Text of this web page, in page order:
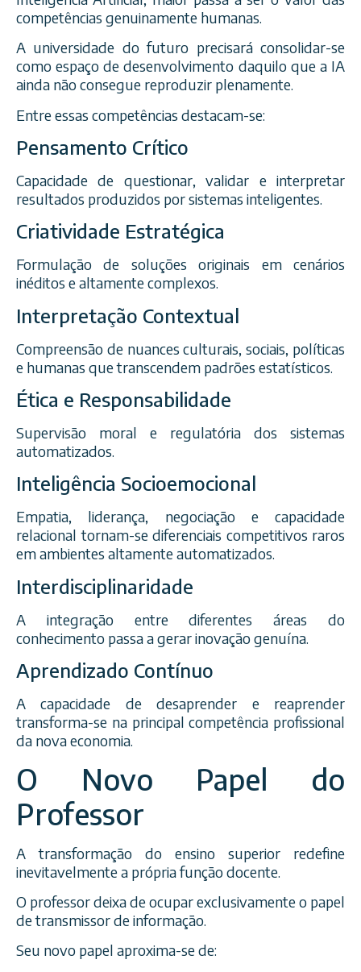
competências genuinamente humanas.
A universidade do futuro precisará consolidar-se
como espaço de desenvolvimento daquilo que a IA
ainda não consegue reproduzir plenamente.
Entre essas competências destacam-se:
Pensamento Crítico
Capacidade de questionar, validar e interpretar
resultados produzidos por sistemas inteligentes.
Criatividade Estratégica
Formulação de soluções originais em cenários
inéditos e altamente complexos.
Interpretação Contextual
Compreensão de nuances culturais, sociais, políticas
e humanas que transcendem padrões estatísticos.
Ética e Responsabilidade
Supervisão moral e regulatória dos sistemas
automatizados.
Inteligência Socioemocional
Empatia, liderança, negociação e capacidade
relacional tornam-se diferenciais competitivos raros
em ambientes altamente automatizados.
Interdisciplinaridade
A integração entre diferentes áreas do
conhecimento passa a gerar inovação genuína.
Aprendizado Contínuo
A capacidade de desaprender e reaprender
transforma-se na principal competência profissional
da nova economia.
O Novo Papel do
Professor
A transformação do ensino superior redefine
inevitavelmente a própria função docente.
O professor deixa de ocupar exclusivamente o papel
de transmissor de informação.
Seu novo papel aproxima-se de: